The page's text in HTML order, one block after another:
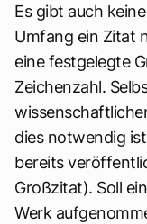
Es gibt auch
Umfang ein Zitat
eine festgelegte
Zeichenzahl.
dies notwendig
bereits
Großzitat). Soll
Werk